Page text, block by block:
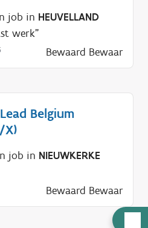
job in HEUVELLAND
werk"
Bewaard Bewaar
Belgium
X)
job in NIEUWKERKE
Bewaard Bewaar